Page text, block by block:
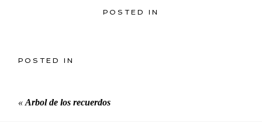
POSTED IN
POSTED IN
« Arbol de los recuerdos